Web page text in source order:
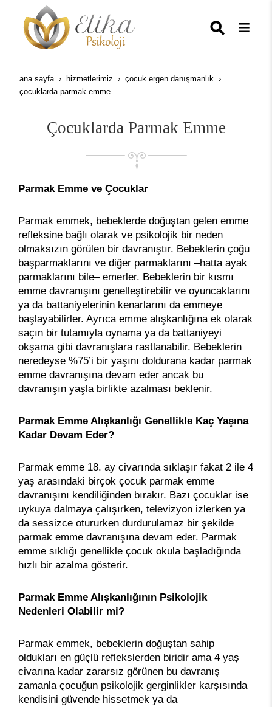
ana sayfa hizmetlerimiz
çocuk ergen danışmanlık
çocuklarda parmak emme
Çocuklarda Parmak Emme
Parmak Emme ve Çocuklar
Parmak emmek, bebeklerde doğuştan gelen emme
refleksine bağlı olarak ve psikolojik bir neden
olmaksızın görülen bir davranıştır. Bebeklerin çoğu
başparmaklarını ve diğer parmaklarını –hatta ayak
parmaklarını bile– emerler. Bebeklerin bir kısmı
emme davranışını genelleştirebilir ve oyuncaklarını
ya da battaniyelerinin kenarlarını da emmeye
başlayabilirler. Ayrıca emme alışkanlığına ek olarak
saçın bir tutamıyla oynama ya da battaniyeyi
okşama gibi davranışlara rastlanabilir. Bebeklerin
neredeyse %75’i bir yaşını doldurana kadar parmak
emme davranışına devam eder ancak bu
davranışın yaşla birlikte azalması beklenir.
Parmak Emme Alışkanlığı Genellikle Kaç Yaşına
Kadar Devam Eder?
Parmak emme 18. ay civarında sıklaşır fakat 2 ile 4
yaş arasındaki birçok çocuk parmak emme
davranışını kendiliğinden bırakır. Bazı çocuklar ise
uykuya dalmaya çalışırken, televizyon izlerken ya
da sessizce otururken durdurulamaz bir şekilde
parmak emme davranışına devam eder. Parmak
emme sıklığı genellikle çocuk okula başladığında
hızlı bir azalma gösterir.
Parmak Emme Alışkanlığının Psikolojik
Nedenleri Olabilir mi?
Parmak emmek, bebeklerin doğuştan sahip
oldukları en güçlü reflekslerden biridir ama 4 yaş
civarına kadar zararsız görünen bu davranış
zamanla çocuğun psikolojik gerginlikler karşısında
kendisini güvende hissetmek ya da